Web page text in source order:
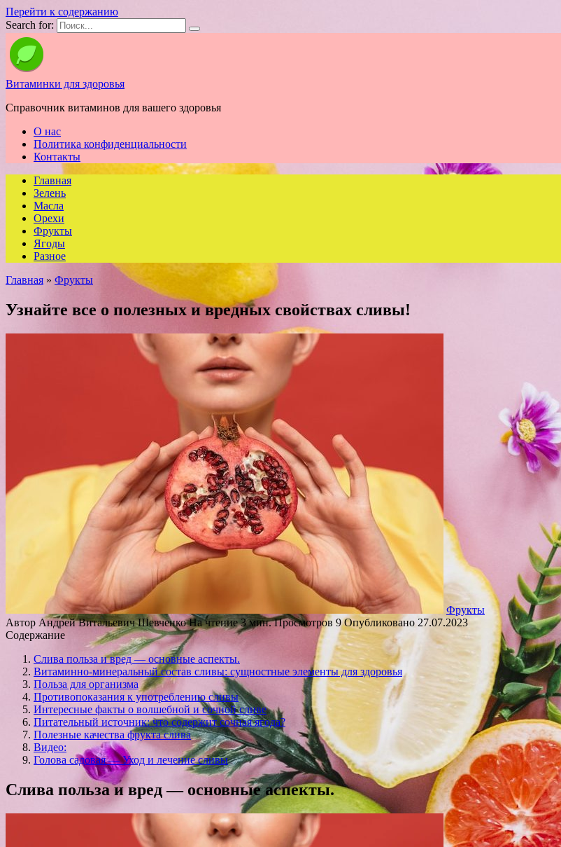
Перейти к содержанию
Search for:
Витаминки для здоровья
Справочник витаминов для вашего здоровья
О нас
Политика конфиденциальности
Контакты
Главная
Зелень
Масла
Орехи
Фрукты
Ягоды
Разное
Главная » Фрукты
Узнайте все о полезных и вредных свойствах сливы!
Фрукты
Автор Андрей Витальевич Шевченко На чтение3 мин. Просмотров 9 Опубликовано 27.07.2023
Содержание
Слива польза и вред — основные аспекты.
Витаминно-минеральный состав сливы: сущностные элементы для здоровья
Польза для организма
Противопоказания к употреблению сливы
Интересные факты о волшебной и сочной сливе
Питательный источник: что содержит сочная ягода?
Полезные качества фрукта слива
Видео:
Голова садовая — Уход и лечение сливы
Слива польза и вред — основные аспекты.